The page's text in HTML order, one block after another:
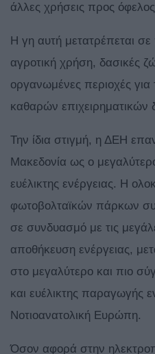
άλλες χρήσεις προς
Η γη αυτή μετατρέπεται
αγροτική χρήση, δασικές
οργανωμένες περιοχές
καθαρών επιχειρηματικών
Την ίδια στιγμή, η ΔΕΗ
Μακεδονία ως ο
ευέλικτης ενέργειας. Η
φωτοβολταϊκών πάρκων
σε συνδυασμό με τις
αποθήκευση ενέργειας,
στο μεγαλύτερο και πιο
και ευέλικτης παραγωγής
Νοτιοανατολική Ευρώπη.
Όσον αφορά στην